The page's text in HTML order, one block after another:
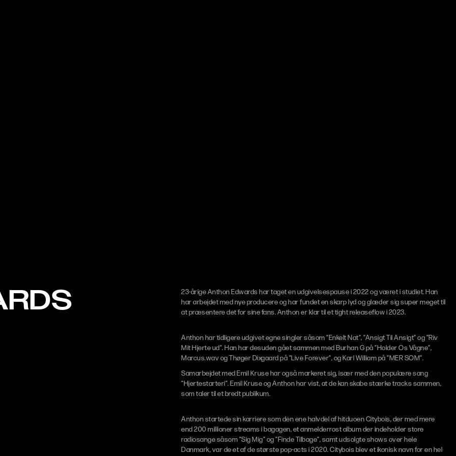
23-årige Anthon Edwards har taget en udgivelsespause i 2022 og været i studiet. Han
har arbejdet med nye producere og har fundet en skarp lyd og glæder sig super meget til
at præsentere det for sine fans. Anthon er klar til et tight releaseflow i 2023.
Anthon har tidligere udgivet egne singler såsom ”Enkelt Nat”, ”Ansigt Til Ansigt” og ”Riv
Mit Hjerte ud”. Han har desuden gået sammen med Burhan G på ”Holder Os Vågne”,
Marcus.wav og Thøger Dixgaard på ”Live Forever”, og Karl William på ”MER SOM”.
Samarbejdet med Emil Kruse har også markeret sig, især med den populære sang
”Hjertestarteri”. Emil Kruse og Anthon har vist, at de kan skabe stærke tracks sammen,
som taler til et bredt publikum.
Anthon startede sin karriere som den ene halvdel af hitduoen Citybois, der med mere
end 200 millioner streams i bagagen, et anmelderrost album der indeholder store
radiosange såsom ”Sig Mig” og ”Finde Tilbage”, samt udsolgte shows over hele
Danmark, var de et af de største pop-acts i 2020. Citybois blev et ikonisk navn for en hel